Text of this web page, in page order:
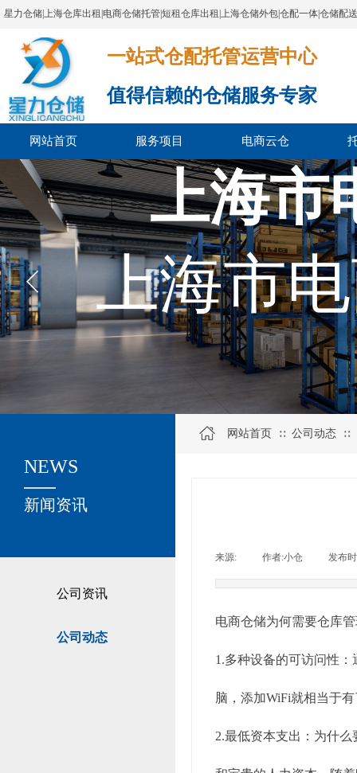
星力仓储|上海仓库出租|电商仓储托管|短租仓库出租|上海仓储外包|仓配一体|仓储配
一站式仓配托管运营中心​​​​​​​​​​​​​​​​​
值得信赖的仓储服务专家
网站首页 服务项目 电商云仓
上海市
上海市
公司资讯
公司动态
关于我们
新闻资讯
NEWS
网站首页 ∷ 公司动态 ∷
来源: 作者:小仓 发布
电商仓储为何需要仓库
1.多种设备的可访问性
脑，添加WiFi就相当于
2.最低资本支出：为什